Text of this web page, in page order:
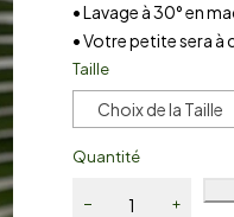
• Lavage à 30° en
• Votre petite sera à
Taille
Choix de la Taille
Quantité